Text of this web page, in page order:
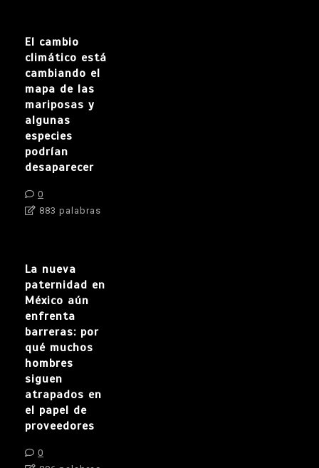
El cambio
climático está
cambiando el
mapa de las
mariposas y
algunas
especies
podrían
desaparecer
0
883 palabras
La nueva
paternidad en
México aún
enfrenta
barreras: por
qué muchos
hombres
siguen
atrapados en
el papel de
proveedores
0